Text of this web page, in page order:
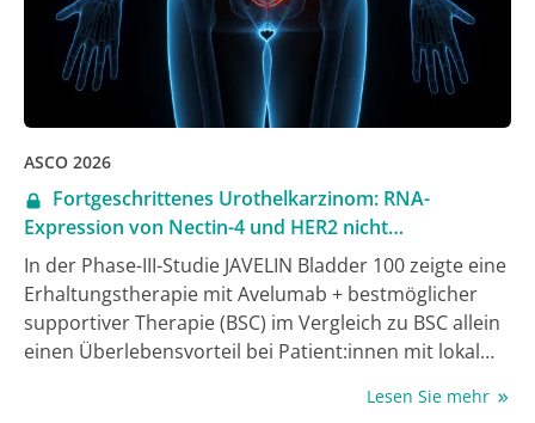
ASCO 2026
Fortgeschrittenes Urothelkarzinom: RNA-
Expression von Nectin-4 und HER2 nicht
prognostisch oder prädiktiv für Avelumab-
Ansprechen
In der Phase-III-Studie JAVELIN Bladder 100 zeigte eine
Erhaltungstherapie mit Avelumab + bestmöglicher
supportiver Therapie (BSC) im Vergleich zu BSC allein
einen Überlebensvorteil bei Patient:innen mit lokal
Urothelkarzinom (la/mUC). Nectin-4 und HER2 stellen
Lesen Sie mehr